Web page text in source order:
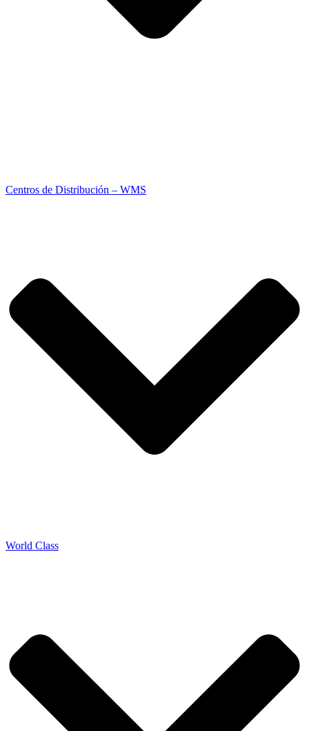
Centros de Distribución – WMS
World Class